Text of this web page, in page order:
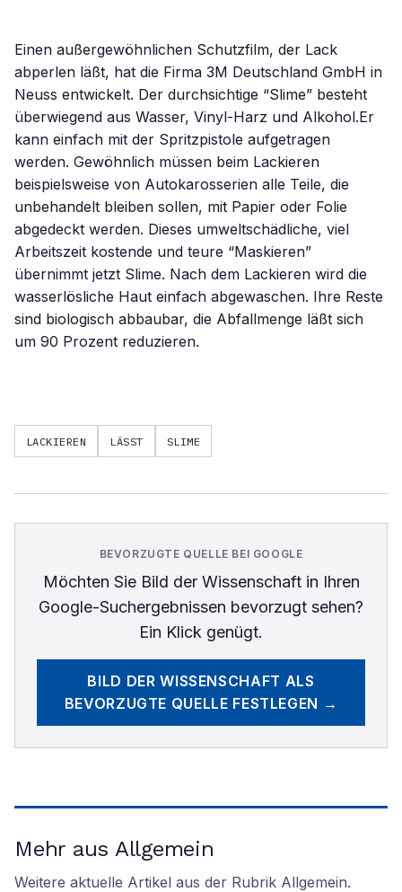
Einen außergewöhnlichen Schutzfilm, der Lack
abperlen läßt, hat die Firma 3M Deutschland GmbH in
Neuss entwickelt. Der durchsichtige “Slime” besteht
überwiegend aus Wasser, Vinyl-Harz und Alkohol.Er
kann einfach mit der Spritzpistole aufgetragen
werden. Gewöhnlich müssen beim Lackieren
beispielsweise von Autokarosserien alle Teile, die
unbehandelt bleiben sollen, mit Papier oder Folie
abgedeckt werden. Dieses umweltschädliche, viel
Arbeitszeit kostende und teure “Maskieren”
übernimmt jetzt Slime. Nach dem Lackieren wird die
wasserlösliche Haut einfach abgewaschen. Ihre Reste
sind biologisch abbaubar, die Abfallmenge läßt sich
um 90 Prozent reduzieren.
LACKIEREN LÄSST SLIME
BEVORZUGTE QUELLE BEI GOOGLE
Möchten Sie Bild der Wissenschaftin Ihren
Google-Suchergebnissen bevorzugt sehen?
Ein Klick genügt.
BILD DER WISSENSCHAFT ALS
BEVORZUGTE QUELLE FESTLEGEN →
Mehr aus Allgemein
Weitere aktuelle Artikel aus der Rubrik Allgemein.